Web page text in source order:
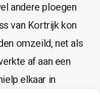
andere ploegen
van Kortrijk kon
omzeild, net als
af aan een
elkaar in